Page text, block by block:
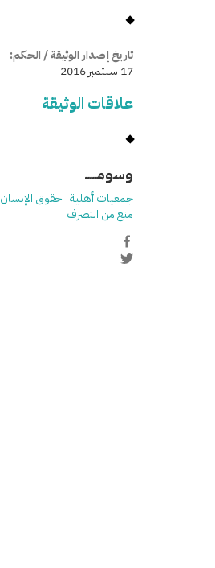
تاريخ إصدار الوثيقة / الحكم:
17 سبتمبر 2016
علاقات الوثيقة
وسومـــــ
جمعيات أهلية حقوق الإنسان
منع من التصرف